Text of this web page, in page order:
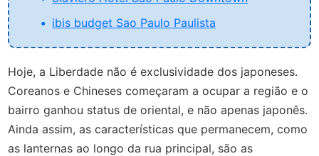
ibis budget Sao Paulo Paulista
Hoje, a Liberdade não é exclusividade dos japoneses.
Coreanos e Chineses começaram a ocupar a região e o
bairro ganhou status de oriental, e não apenas japonês.
Ainda assim, as características que permanecem, como
as lanternas ao longo da rua principal, são as